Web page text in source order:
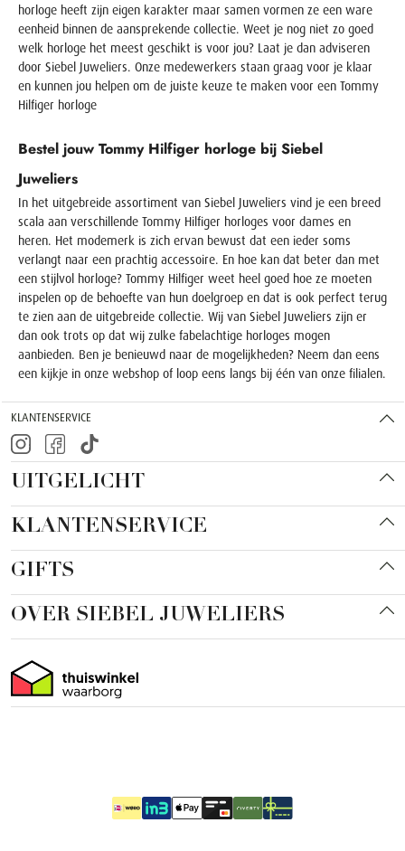
horloge heeft zijn eigen karakter maar samen vormen ze een ware
eenheid binnen de aansprekende collectie. Weet je nog niet zo goed
welk horloge het meest geschikt is voor jou? Laat je dan adviseren
door Siebel Juweliers. Onze medewerkers staan graag voor je klaar
en kunnen jou helpen om de juiste keuze te maken voor een Tommy
Hilfiger horloge
Bestel jouw Tommy Hilfiger horloge bij Siebel
Juweliers
In het uitgebreide assortiment van Siebel Juweliers vind je een breed
scala aan verschillende Tommy Hilfiger horloges voor dames en
heren. Het modemerk is zich ervan bewust dat een ieder soms
verlangt naar een prachtig accessoire. En hoe kan dat beter dan met
een stijlvol horloge? Tommy Hilfiger weet heel goed hoe ze moeten
inspelen op de behoefte van hun doelgroep en dat is ook perfect terug
te zien aan de uitgebreide collectie. Wij van Siebel Juweliers zijn er
dan ook trots op dat wij zulke fabelachtige horloges mogen
aanbieden. Ben je benieuwd naar de mogelijkheden? Neem dan eens
een kijkje in onze webshop of loop eens langs bij één van onze filialen.
KLANTENSERVICE
UITGELICHT
KLANTENSERVICE
GIFTS
OVER SIEBEL JUWELIERS